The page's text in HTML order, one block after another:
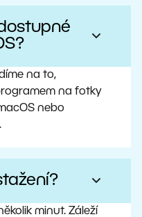
na to,
na fotky
nebo
minut. Záleží